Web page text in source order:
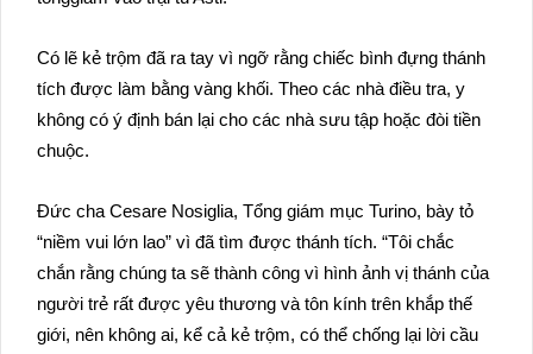
Có lẽ kẻ trộm đã ra tay vì ngỡ rằng chiếc bình đựng thánh
tích được làm bằng vàng khối. Theo các nhà điều tra, y
không có ý định bán lại cho các nhà sưu tập hoặc đòi tiền
chuộc.
Đức cha Cesare Nosiglia, Tổng giám mục Turino, bày tỏ
“niềm vui lớn lao” vì đã tìm được thánh tích. “Tôi chắc
chắn rằng chúng ta sẽ thành công vì hình ảnh vị thánh của
người trẻ rất được yêu thương và tôn kính trên khắp thế
giới, nên không ai, kể cả kẻ trộm, có thể chống lại lời cầu